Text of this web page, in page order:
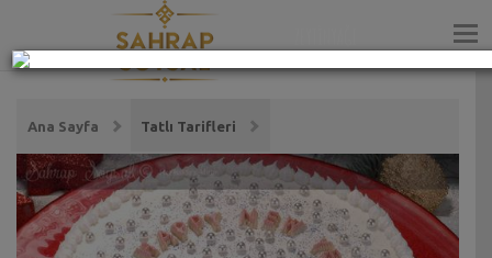
Ana Sayfa Tatlı Tarifleri